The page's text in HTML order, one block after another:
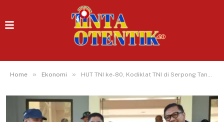
Home » Ekonomi » HUT TNI ke-80, Kodiklat TNI di Serpong Tangsel Gelar Pasar Murah untuk Rakyat